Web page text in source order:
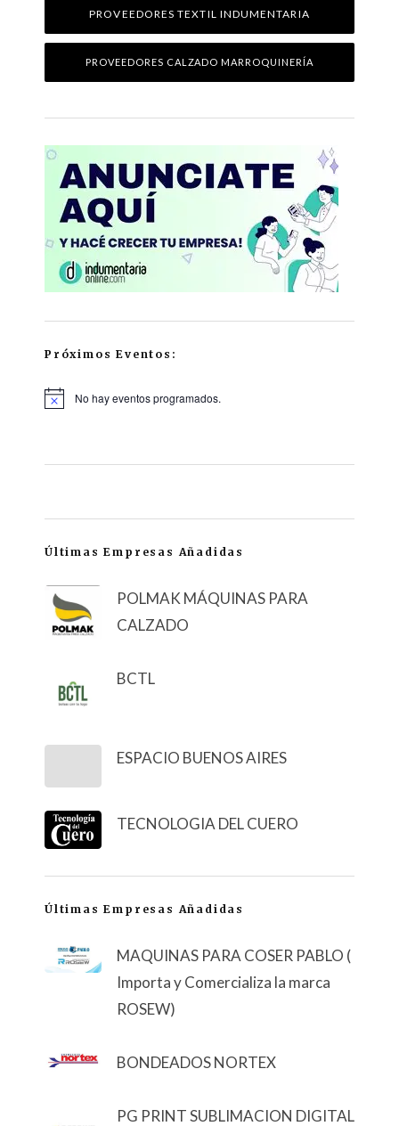
PROVEEDORES TEXTIL INDUMENTARIA
PROVEEDORES CALZADO MARROQUINERÍA
Próximos Eventos:
No hay eventos programados.
Últimas Empresas Añadidas
POLMAK MÁQUINAS PARA
CALZADO
BCTL
ESPACIO BUENOS AIRES
TECNOLOGIA DEL CUERO
Últimas Empresas Añadidas
MAQUINAS PARA COSER PABLO (
Importa y Comercializa la marca
ROSEW)
BONDEADOS NORTEX
PG PRINT SUBLIMACION DIGITAL